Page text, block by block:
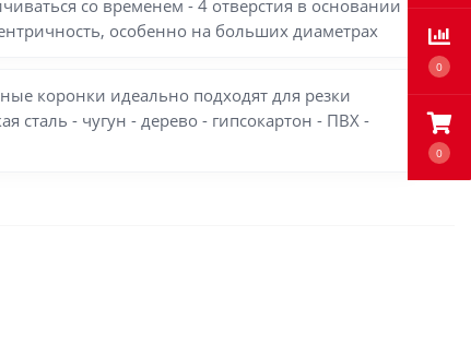
0
0
со временем - 4 отверстия в основании
особенно на больших диаметрах
коронки идеально подходят для резки
сталь - чугун - дерево - гипсокартон - ПВХ -